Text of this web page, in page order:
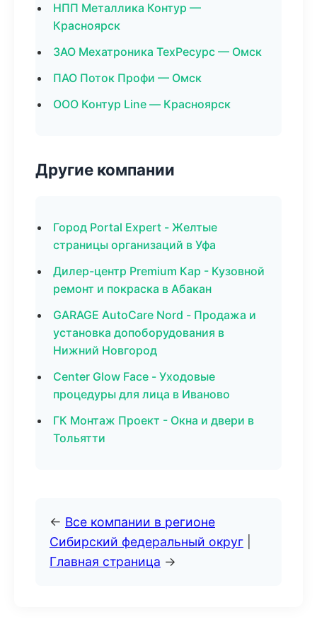
НПП Металлика Контур —
Красноярск
ЗАО Мехатроника ТехРесурс — Омск
ПАО Поток Профи — Омск
ООО Контур Line — Красноярск
Другие компании
Город Portal Expert - Желтые
страницы организаций в Уфа
Дилер-центр Premium Кар - Кузовной
ремонт и покраска в Абакан
GARAGE AutoCare Nord - Продажа и
установка допоборудования в
Нижний Новгород
Center Glow Face - Уходовые
процедуры для лица в Иваново
ГК Монтаж Проект - Окна и двери в
Тольятти
← Все компании в регионе
Сибирский федеральный округ
Главная страница →